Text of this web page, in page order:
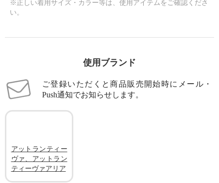
※正しい着用サイズ・カラー等は、使用アイテムをご確認くださ
い。
使用ブランド
ご登録いただくと商品販売開始時にメール・
Push通知でお知らせします。
アットランティー
ヴァ、アットラン
ティーヴァアリア